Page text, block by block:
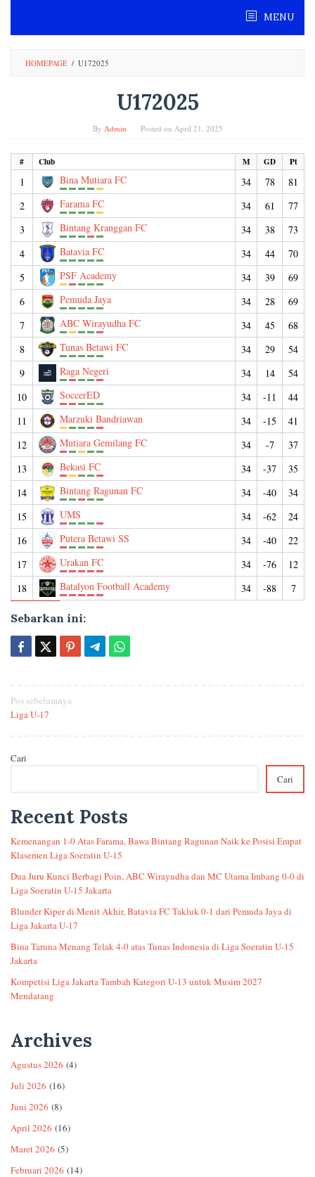
content
MENU
HOMEPAGE / U172025
U172025
By Admin Posted on April 21, 2025
# Club M GD Pt
1 Bina Mutiara FC 34 78
81
2
Farama FC 34 61
77
3
Bintang Kranggan FC 34 38
73
4
Batavia FC 34 44
70
5
PSF Academy 34 39
69
6
Pemuda Jaya 34 28
69
7
ABC Wirayudha FC 34 45
68
8
Tunas Betawi FC 34 29
54
9
Raga Negeri 34 14
54
10
SoccerED 34 -11
44
11
Marzuki Bandriawan 34 -15
41
12
Mutiara Gemilang FC 34 -7
37
13
Bekasi FC 34 -37
35
14
Bintang Ragunan FC 34 -40
34
15
UMS 34 -62
24
16
Putera Betawi SS 34 -40
22
17
Urakan FC 34 -76
12
18
Batalyon Football Academy 34 -88 7
Sebarkan ini:
Navigasi
pos
Pos sebelumnya
Liga U-17
Cari
Cari
Recent Posts
Kemenangan 1-0 Atas Farama, Bawa Bintang Ragunan Naik ke Posisi Empat
Klasemen Liga Soeratin U-15
Dua Juru Kunci Berbagi Poin, ABC Wirayudha dan MC Utama Imbang 0-0 di
Liga Soeratin U-15 Jakarta
Blunder Kiper di Menit Akhir, Batavia FC Takluk 0-1 dari Pemuda Jaya di
Liga Jakarta U-17
Bina Taruna Menang Telak 4-0 atas Tunas Indonesia di Liga Soeratin U-15
Jakarta
Kompetisi Liga Jakarta Tambah Kategori U-13 untuk Musim 2027
Mendatang
Archives
Agustus 2026 (4)
Juli 2026 (16)
Juni 2026 (8)
April 2026 (16)
Maret 2026 (5)
Februari 2026 (14)